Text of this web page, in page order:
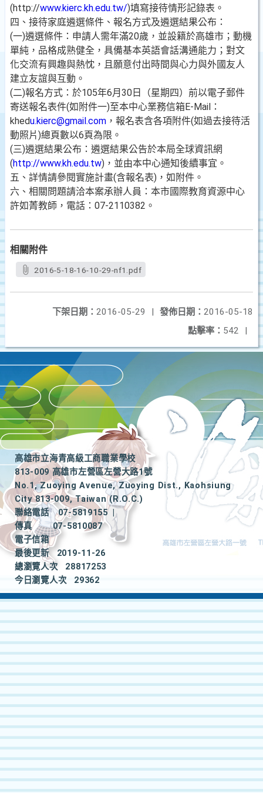
(http://www.kierc.kh.edu.tw/)填寫接待情形記錄表。
四、接待家庭遴選條件、報名方式及遴選結果公布：
(一)遴選條件：申請人需年滿20歲，並設籍於高雄市；動機
單純，品格成熟健全，具備基本英語會話溝通能力；對文
化交流有興趣與熱忱，且願意付出時間與心力與外國友人
建立友誼與互動。
(二)報名方式：於105年6月30日（星期四）前以電子郵件
寄送報名表件(如附件一)至本中心業務信箱E-Mail：
khedu.kierc@gmail.com ，報名表含各項附件(如過去接待活
動照片)總頁數以6頁為限。
(三)遴選結果公布：遴選結果公告於本局全球資訊網
(http://www.kh.edu.tw)，並由本中心通知後續事宜。
五、詳情請參閱實施計畫(含報名表)，如附件。
六、相關問題請洽本案承辦人員：本市國際教育資源中心
許如菁教師，電話：07-2110382。
相關附件
2016-5-18-16-10-29-nf1.pdf
發佈日期： 2016-05-18
下架日期： 2016-05-29
|
點擊率： 542 |
高雄市立海青高級工商職業學校
813-009 高雄市左營區左營大路1號
No.1, Zuoying Avenue, Zuoying Dist., Kaohsiung
City 813-009, Taiwan (R.O.C.)
聯絡電話
07-5819155
|
傳真
07-5810087
電子信箱
最後更新
2019-11-26
總瀏覽人次
28817253
今日瀏覽人次
29362